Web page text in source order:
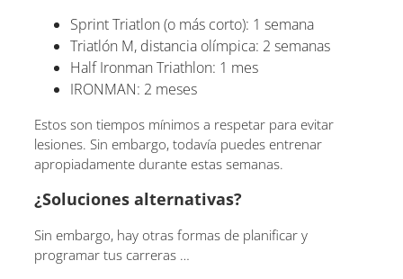
Sprint Triatlon (o más corto): 1 semana
Triatlón M, distancia olímpica: 2 semanas
Half Ironman Triathlon: 1 mes
IRONMAN: 2 meses
Estos son tiempos mínimos a respetar para evitar
lesiones. Sin embargo, todavía puedes entrenar
apropiadamente durante estas semanas.
¿Soluciones alternativas?
Sin embargo, hay otras formas de planificar y
programar tus carreras …